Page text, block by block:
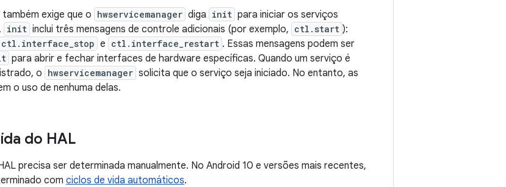
exige que o hwservicemanager diga init para iniciar os serviços
init inclui três mensagens de controle adicionais (por exemplo, ctl.start ):
ctl.interface_stop e ctl.interface_restart . Essas mensagens podem ser
para abrir e fechar interfaces de hardware específicas. Quando um serviço é
o hwservicemanager solicita que o serviço seja iniciado. No entanto, as
o uso de nenhuma delas.
do HAL
precisa ser determinada manualmente. No Android 10 e versões mais recentes,
com ciclos de vida automáticos.